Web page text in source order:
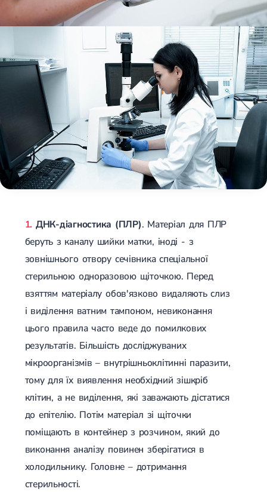
ДНК-діагностика (ПЛР). Матеріал для ПЛР
беруть з каналу шийки матки, іноді - з
зовнішнього отвору сечівника спеціальної
стерильною одноразовою щіточкою. Перед
взяттям матеріалу обов'язково видаляють слиз
і виділення ватним тампоном, невиконання
цього правила часто веде до помилкових
результатів. Більшість досліджуваних
мікроорганізмів – внутрішньоклітинні паразити,
тому для їх виявлення необхідний зішкріб
клітин, а не виділення, які заважають дістатися
до епітелію. Потім матеріал зі щіточки
поміщають в контейнер з розчином, який до
виконання аналізу повинен зберігатися в
холодильнику. Головне – дотримання
стерильності.